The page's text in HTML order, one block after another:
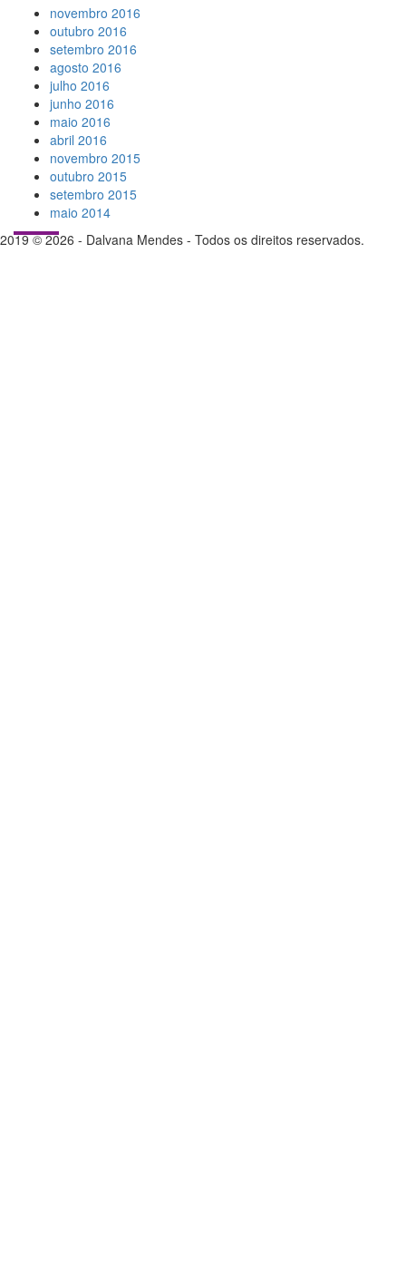
novembro 2016
outubro 2016
setembro 2016
agosto 2016
julho 2016
junho 2016
maio 2016
abril 2016
novembro 2015
outubro 2015
setembro 2015
maio 2014
2019 © 2026 - Dalvana Mendes - Todos os direitos reservados.